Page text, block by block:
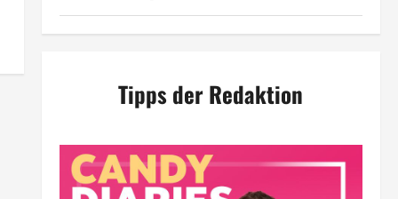
Tipps der Redaktion